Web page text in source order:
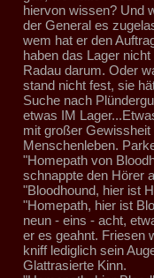
hiervon wissen? Und
der General es
wem hat er den
haben das Lager
Radau darum. Oder
stand nicht fest, sie
Suche nach
etwas IM
mit großer
Menschenleben.
"Homepath von
schnappte den Hörer
"Bloodhound, hier ist
"Homepath, hier ist
neun - eins - acht,
er es geahnt. Friesen
kniff lediglich sein
Glattrasierte Kinn.